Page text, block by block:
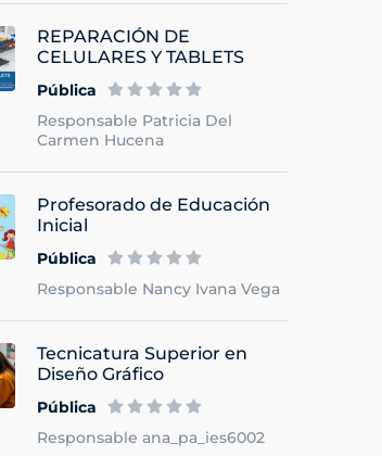
REPARACIÓN DE
CELULARES Y TABLETS
Pública
Responsable Patricia Del
Carmen Hucena
Profesorado de Educación
Inicial
Pública
Responsable Nancy Ivana Vega
Tecnicatura Superior en
Diseño Gráfico
Pública
Responsable ana_pa_ies6002